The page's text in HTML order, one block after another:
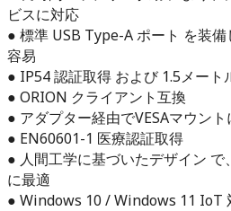
ビスに対応
● 標準 USB Type-A ポート を装
容易
● IP54 認証取得 および 1.5メート
● ORION クライアント互換
● アダプター経由でVESAマウン
● EN60601-1 医療認証取得
● 人間工学に基づいたデザイン
に最適
● Windows 10 / Windows 11 IoT